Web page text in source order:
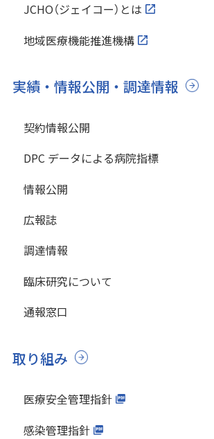
JCHO（ジェイコー）とは
地域医療機能推進機構
実績・情報公開・調達情報
契約情報公開
DPC データによる病院指標
情報公開
広報誌
調達情報
臨床研究について
通報窓口
取り組み
医療安全管理指針
感染管理指針